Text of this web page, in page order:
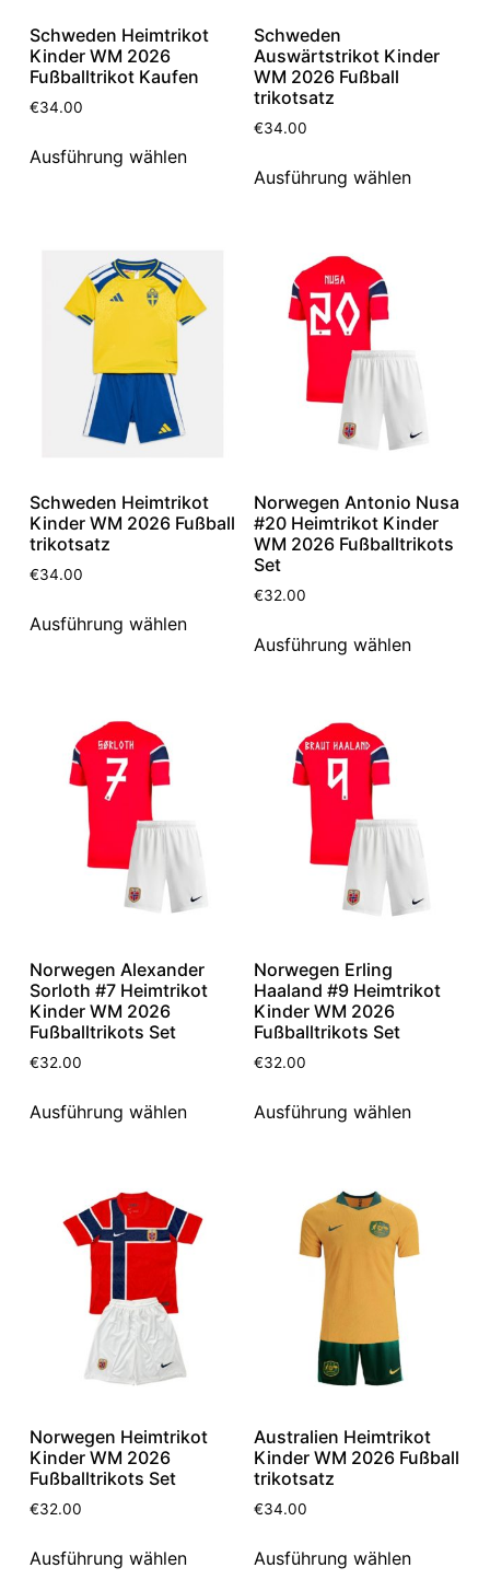
Schweden Heimtrikot
Kinder WM 2026
Fußballtrikot Kaufen
€34.00
Ausführung wählen
Schweden
Auswärtstrikot Kinder
WM 2026 Fußball
trikotsatz
€34.00
Ausführung wählen
Schweden Heimtrikot
Kinder WM 2026 Fußball
trikotsatz
€34.00
Ausführung wählen
Norwegen Antonio Nusa
#20 Heimtrikot Kinder
WM 2026 Fußballtrikots
Set
€32.00
Ausführung wählen
Norwegen Alexander
Sorloth #7 Heimtrikot
Kinder WM 2026
Fußballtrikots Set
€32.00
Ausführung wählen
Norwegen Erling
Haaland #9 Heimtrikot
Kinder WM 2026
Fußballtrikots Set
€32.00
Ausführung wählen
Norwegen Heimtrikot
Kinder WM 2026
Fußballtrikots Set
€32.00
Ausführung wählen
Australien Heimtrikot
Kinder WM 2026 Fußball
trikotsatz
€34.00
Ausführung wählen